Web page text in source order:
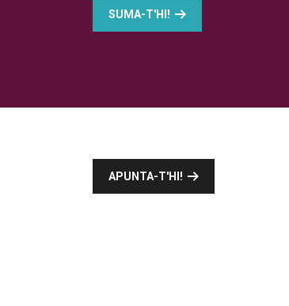
SUMA-T'HI!
APUNTA-T'HI!